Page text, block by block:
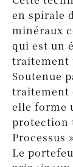
en spirale
minéraux
qui est un
traitement
Soutenue
traitement
elle forme
protection
Processus
Le